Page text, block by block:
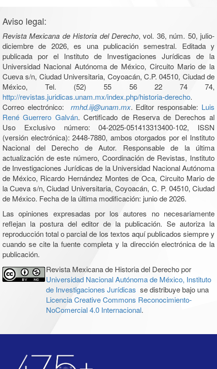
Aviso legal:
Revista Mexicana de Historia del Derecho, vol. 36, núm. 50, julio-
diciembre de 2026, es una publicación semestral. Editada y
publicada por el Instituto de Investigaciones Jurídicas de la
Universidad Nacional Autónoma de México, Circuito Mario de la
Cueva s/n, Ciudad Universitaria, Coyoacán, C.P. 04510, Ciudad de
México, Tel. (52) 55 56 22 74 74,
http://revistas.juridicas.unam.mx/index.php/historia-derecho.
Correo electrónico:
rmhd.iij@unam.mx. Editor responsable: Luis
René Guerrero Galván. Certificado de Reserva de Derechos al
Uso Exclusivo número: 04-2025-051413313400-102, ISSN
(versión electrónica): 2448-7880, ambos otorgados por el Instituto
Nacional del Derecho de Autor. Responsable de la última
actualización de este número, Coordinación de Revistas, Instituto
de Investigaciones Jurídicas de la Universidad Nacional Autónoma
de México, Ricardo Hernández Montes de Oca, Circuito Mario de
la Cueva s/n, Ciudad Universitaria, Coyoacán, C. P. 04510, Ciudad
de México. Fecha de la última modificación: junio de 2026.
Las opiniones expresadas por los autores no necesariamente
reflejan la postura del editor de la publicación. Se autoriza la
reproducción total o parcial de los textos aquí publicados siempre y
cuando se cite la fuente completa y la dirección electrónica de la
publicación.
Revista Mexicana de Historia del Derecho por
Universidad Nacional Autónoma de México, Instituto
de Investigaciones Jurídicas se distribuye bajo una
Licencia Creative Commons Reconocimiento-
NoComercial 4.0 Internacional.